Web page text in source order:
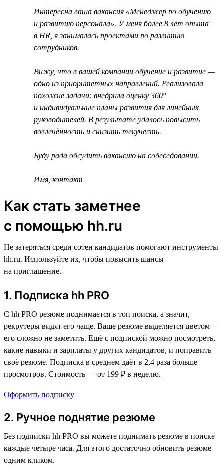
Интересна ваша вакансия «Менеджер по обучению
и развитию персонала». У меня более 8 лет опыта
в HR, я занималась проектами по развитию
сотрудников.
Вижу, что в вашей компании обучение и развитие —
одно из приоритетных направлений. Реализовала
похожие задачи: внедрила оценку 360°
и индивидуальные планы развития для линейных
руководителей. В результате удалось повысить
вовлечённость и снизить текучесть.
Буду рада обсудить вакансию на собеседовании.
Имя, контакт
Как стать заметнее
с помощью hh.ru
Не затеряться среди сотен кандидатов помогают инструменты
hh.ru. Используйте их, чтобы повысить шансы
на приглашение.
1. Подписка hh PRO
С hh PRO резюме поднимается в топ поиска, а значит,
рекрутеры видят его чаще. Ваше резюме выделяется цветом —
его сложно не заметить. Ещё с подпиской можно посмотреть,
какие навыки и зарплаты у других кандидатов, и поправить
своё резюме. Подписка в среднем даёт в 2,4 раза больше
просмотров. Стоимость — от 199 ₽ в неделю.
Оформить подписку
2. Ручное поднятие резюме
Без подписки hh PRO вы можете поднимать резюме в поиске
каждые четыре часа. Для этого достаточно обновить резюме
одним кликом.